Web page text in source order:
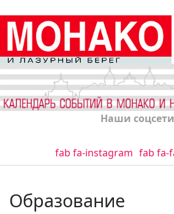
Наши соцсети
fab fa-instagram fab fa-
Образование